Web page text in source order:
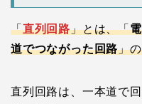
「直列回路」とは、「
道でつながった回路」
直列回路は、一本道で